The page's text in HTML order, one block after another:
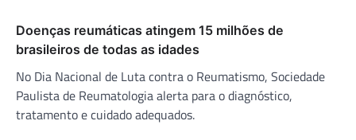
Doenças reumáticas atingem 15 milhões de
brasileiros de todas as idades
No Dia Nacional de Luta contra o Reumatismo, Sociedade
Paulista de Reumatologia alerta para o diagnóstico,
tratamento e cuidado adequados.